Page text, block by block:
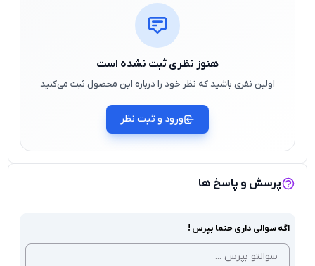
هنوز نظری ثبت نشده است
اولین نفری باشید که نظر خود را درباره این محصول ثبت می‌کنید
ورود و ثبت نظر
پرسش و پاسخ ها
اگه سوالی داری حتما بپرس !